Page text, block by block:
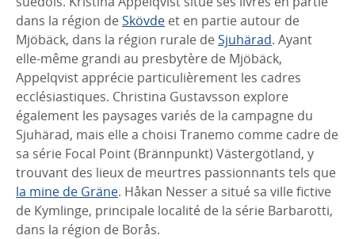
dans la région deSkövde et en partie autour de
Mjöbäck, dans la région rurale deSjuhärad. Ayant
elle-même grandi au presbytère de Mjöbäck,
Appelqvist apprécie particulièrement les cadres
ecclésiastiques. Christina Gustavsson explore
également les paysages variés de la campagne du
Sjuhärad, mais elle a choisi Tranemo comme cadre de
sa série Focal Point (Brännpunkt) Västergötland, y
trouvant des lieux de meurtres passionnants tels que
la mine de Gräne. Håkan Nesser a situé sa ville fictive
de Kymlinge, principale localité de la série Barbarotti,
dans la région de Borås.